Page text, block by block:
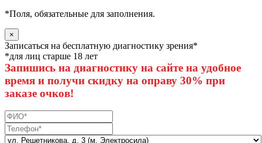
*Поля, обязательные для заполнения.
×
Записаться на бесплатную диагностику зрения*
*для лиц старше 18 лет
Запишись на диагностику на сайте на удобное
время и получи скидку на оправу 30% при
заказе очков!